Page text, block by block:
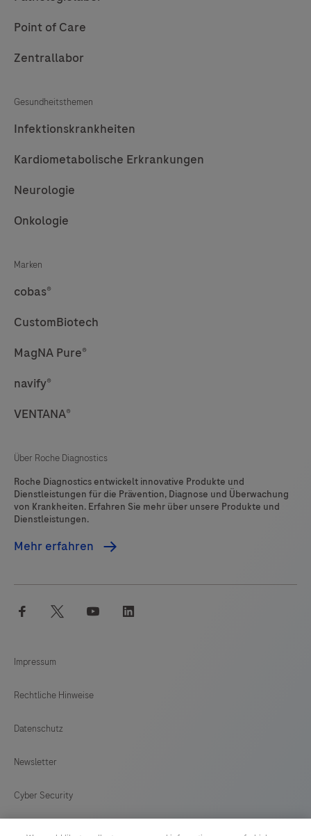
Point of Care
Zentrallabor
Gesundheitsthemen
Infektionskrankheiten
Kardiometabolische Erkrankungen
Neurologie
Onkologie
Marken
cobas®
CustomBiotech
MagNA Pure®
navify®
VENTANA®
Über Roche Diagnostics
Roche Diagnostics entwickelt innovative Produkte und
Dienstleistungen für die Prävention, Diagnose und Überwachung
von Krankheiten. Erfahren Sie mehr über unsere Produkte und
Dienstleistungen.
Mehr erfahren
facebook twitter youtube
Impressum
Rechtliche Hinweise
Datenschutz
Newsletter
Cyber Security